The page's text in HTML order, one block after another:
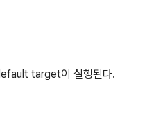
target이 실행된다.